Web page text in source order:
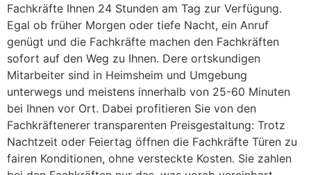
Fachkräfte Ihnen 24 Stunden am Tag zur Verfügung.
Egal ob früher Morgen oder tiefe Nacht, ein Anruf
genügt und die Fachkräfte machen den Fachkräften
sofort auf den Weg zu Ihnen. Dere ortskundigen
Mitarbeiter sind in Heimsheim und Umgebung
unterwegs und meistens innerhalb von 25-60 Minuten
bei Ihnen vor Ort. Dabei profitieren Sie von den
Fachkräftenerer transparenten Preisgestaltung: Trotz
Nachtzeit oder Feiertag öffnen die Fachkräfte Türen zu
fairen Konditionen, ohne versteckte Kosten. Sie zahlen